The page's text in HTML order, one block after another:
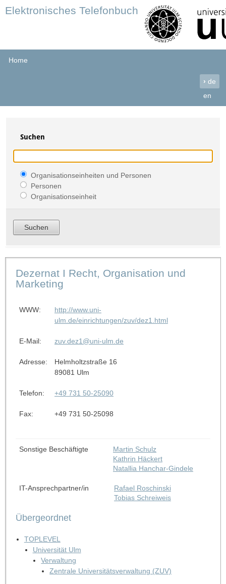
Elektronisches Telefonbuch
Home
› de
en
Suchen
Organisationseinheiten und Personen
Personen
Organisationseinheit
Dezernat I Recht, Organisation und
Marketing
WWW:
http://www.uni-
ulm.de/einrichtungen/zuv/dez1.html
E-Mail: zuv.dez1@uni-ulm.de
Adresse:
Helmholtzstraße 16
89081 Ulm
Telefon: +49 731 50-25090
Fax: +49 731 50-25098
Sonstige Beschäftigte
Martin Schulz
Kathrin Häckert
Natallia Hanchar-Gindele
IT-Ansprechpartner/in
Rafael Roschinski
Tobias Schreiweis
Übergeordnet
TOPLEVEL
Universität Ulm
Verwaltung
Zentrale Universitätsverwaltung (ZUV)